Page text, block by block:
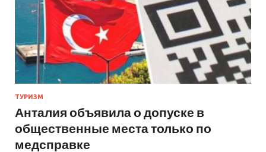
ТУРИЗМ
Анталия объявила о допуске в
общественные места только по
медсправке